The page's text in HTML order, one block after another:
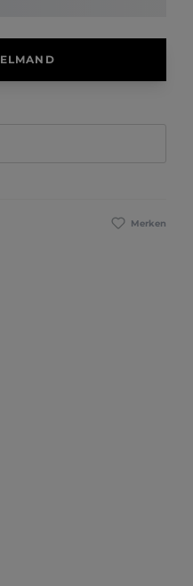
Merken
betalen / Direct betalen)
/ Betaalpas